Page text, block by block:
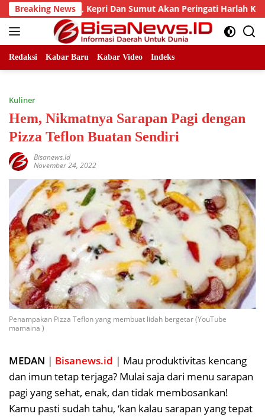
Skip
to
content
Breaking News
Riau, Kepri Dan Sumut Akan Peringati Harlah Ke-25
Redaksi Kabar Baru Kabar Video Indeks
Kuliner
Hem, Nikmatnya Sarapan Pagi dengan
Pizza Teflon Buatan Sendiri
Bisanews.id
November 24, 2022
Penampakan Pizza Teflon yang membuat lidah bergetar (YouTube
mamaina )
MEDAN | Bisanews.id | Mau produktivitas kencang
dan imun tetap terjaga? Mulai saja dari menu sarapan
pagi yang sehat, enak, dan tidak membosankan!
Kamu pasti sudah tahu, ‘kan kalau sarapan yang tepat